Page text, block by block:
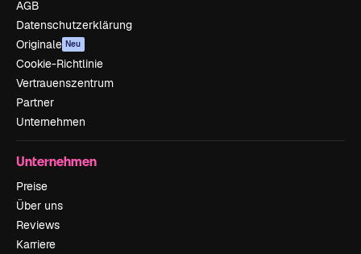
AGB
Datenschutzerklärung
Originale Neu
Cookie-Richtlinie
Vertrauenszentrum
Partner
Unternehmen
Unternehmen
Preise
Über uns
Reviews
Karriere